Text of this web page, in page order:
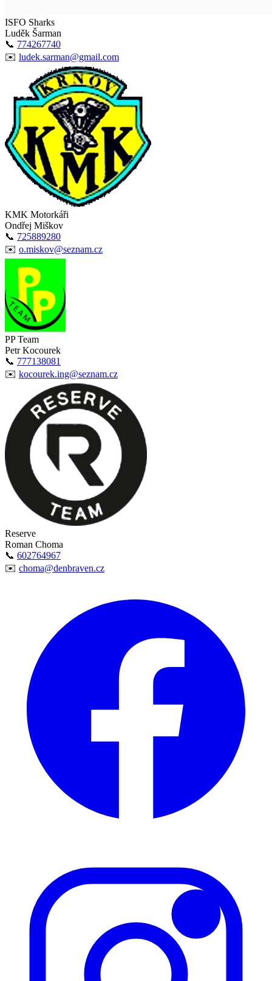
ISFO Sharks
Luděk Šarman
📞 774267740
✉️ ludek.sarman@gmail.com
KMK Motorkáři
Ondřej Miškov
📞 725889280
✉️ o.miskov@seznam.cz
PP Team
Petr Kocourek
📞 777138081
✉️ kocourek.ing@seznam.cz
Reserve
Roman Choma
📞 602764967
✉️ choma@denbraven.cz